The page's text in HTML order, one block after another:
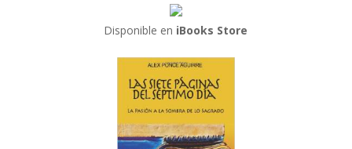
Disponible en iBooks Store